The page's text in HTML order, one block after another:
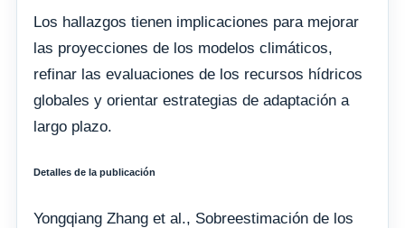
Los hallazgos tienen implicaciones para mejorar
las proyecciones de los modelos climáticos,
refinar las evaluaciones de los recursos hídricos
globales y orientar estrategias de adaptación a
largo plazo.
Detalles de la publicación
Yongqiang Zhang et al., Sobreestimación de los